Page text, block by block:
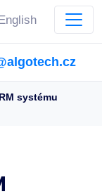
systému